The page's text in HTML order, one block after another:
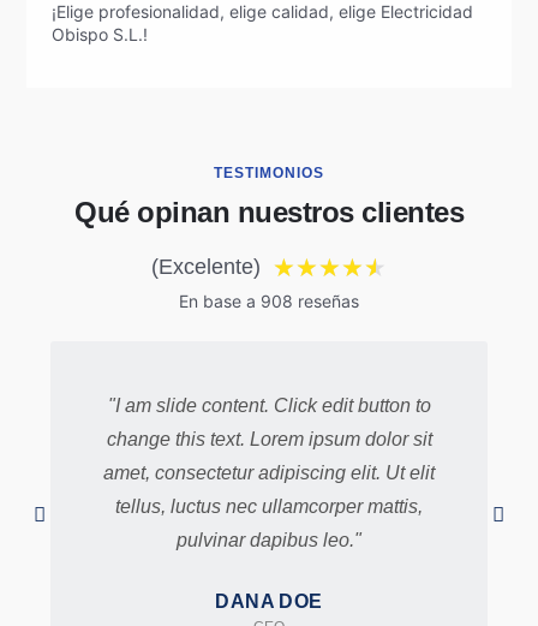
¡Elige profesionalidad, elige calidad, elige Electricidad
Obispo S.L.!
TESTIMONIOS
Qué opinan nuestros clientes
(Excelente) ★★★★★
En base a 908 reseñas
"I am slide content. Click edit button to
change this text. Lorem ipsum dolor sit
amet, consectetur adipiscing elit. Ut elit
tellus, luctus nec ullamcorper mattis,
pulvinar dapibus leo."
DANA DOE